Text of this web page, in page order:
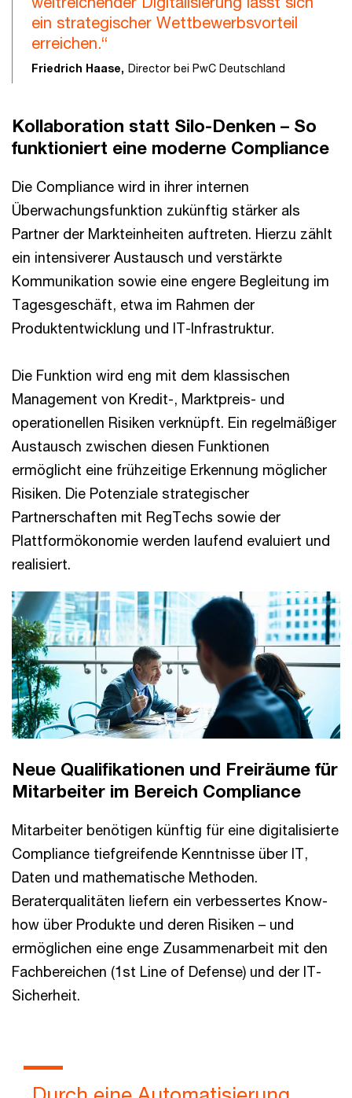
ein strategischer Wettbewerbsvorteil
erreichen.“
Friedrich Haase, Director bei PwC Deutschland
Kollaboration statt Silo-Denken – So
funktioniert eine moderne Compliance
Die Compliance wird in ihrer internen
Überwachungsfunktion zukünftig stärker als
Partner der Markteinheiten auftreten. Hierzu zählt
ein intensiverer Austausch und verstärkte
Kommunikation sowie eine engere Begleitung im
Tagesgeschäft, etwa im Rahmen der
Produktentwicklung und IT-Infrastruktur.
Die Funktion wird eng mit dem klassischen
Management von Kredit-, Marktpreis- und
operationellen Risiken verknüpft. Ein regelmäßiger
Austausch zwischen diesen Funktionen
ermöglicht eine frühzeitige Erkennung möglicher
Risiken. Die Potenziale strategischer
Partnerschaften mit RegTechs sowie der
Plattformökonomie werden laufend evaluiert und
realisiert.
Neue Qualiﬁkationen und Freiräume für
Mitarbeiter im Bereich Compliance
Mitarbeiter benötigen künftig für eine digitalisierte
Compliance tiefgreifende Kenntnisse über IT,
Daten und mathematische Methoden.
Beraterqualitäten liefern ein verbessertes Know-
how über Produkte und deren Risiken – und
ermöglichen eine enge Zusammenarbeit mit den
Fachbereichen (1st Line of Defense) und der IT-
Sicherheit.